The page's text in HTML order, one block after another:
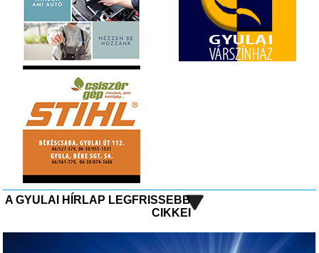
A GYULAI HÍRLAP LEGFRISSEBB
CIKKEI